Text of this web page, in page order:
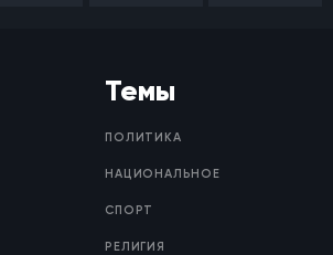
Темы
ПОЛИТИКА
НАЦИОНАЛЬНОЕ
СПОРТ
РЕЛИГИЯ